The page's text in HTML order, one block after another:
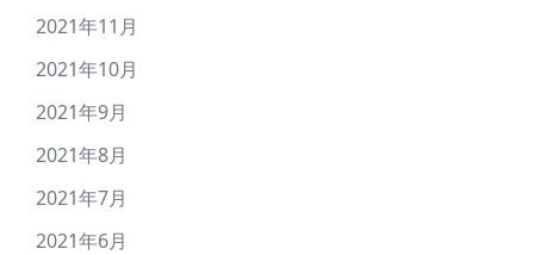
2021年11月
2021年10月
2021年9月
2021年8月
2021年7月
2021年6月